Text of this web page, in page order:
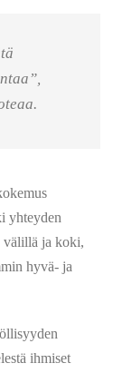
yhteyden
välillä ja koki,
hyvä- ja
ihmiset